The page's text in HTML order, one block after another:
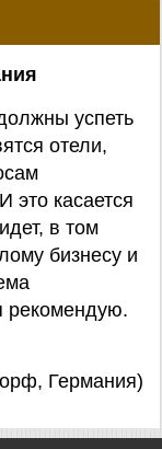
успеть
отели,
это касается
в том
бизнесу и
рекомендую.
Германия)